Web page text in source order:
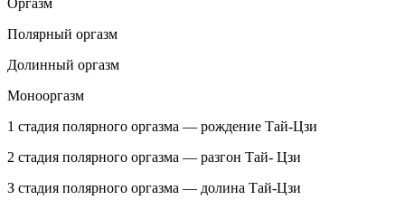
Полярный оргазм
Долинный оргазм
Монооргазм
1 стадия полярного оргазма — рождение Тай-Цзи
2 стадия полярного оргазма — разгон Тай- Цзи
З стадия полярного оргазма — долина Тай-Цзи